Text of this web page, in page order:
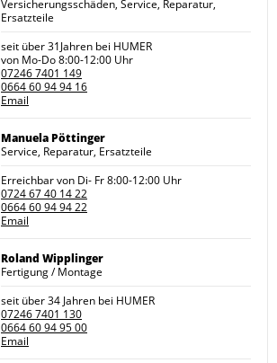
Versicherungsschäden, Service, Reparatur,
Ersatzteile
seit über 31Jahren bei HUMER
von Mo-Do 8:00-12:00 Uhr
07246 7401 149
0664 60 94 94 16
Email
Manuela Pöttinger
Service, Reparatur, Ersatzteile
Erreichbar von Di- Fr 8:00-12:00 Uhr
0724 67 40 14 22
0664 60 94 94 22
Email
Roland Wipplinger
Fertigung / Montage
seit über 34 Jahren bei HUMER
07246 7401 130
0664 60 94 95 00
Email